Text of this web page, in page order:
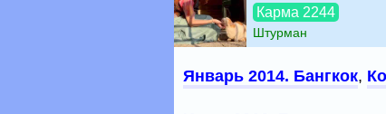
Карма 2244
Штурман
Январь 2014. Бангкок,